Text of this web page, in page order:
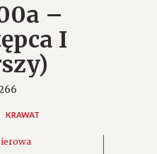
–
I
KRAWAT